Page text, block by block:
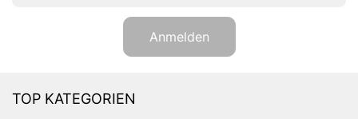
Anmelden
TOP KATEGORIEN